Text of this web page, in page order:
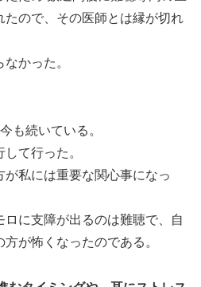
たので、その医師とは縁が切れ
かった。
も続いている。
て行った。
私には重要な関心事になっ
に支障が出るのは難聴で、自
が怖くなったのである。